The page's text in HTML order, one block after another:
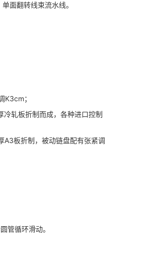
面翻转线束流水线。
K3cm；
轧板折制而成，各种进口控制
板折制，被动链盘配有张紧调
管循环滑动。